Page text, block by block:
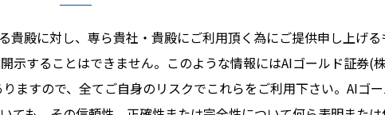
貴殿に対し、専ら貴社・貴殿にご利用頂く為にご提供申し上げる
示することはできません。このような情報にはAIゴールド証券(
ますので、全てご自身のリスクでこれらをご利用下さい。AIゴ